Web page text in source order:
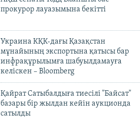
прокурор лауазымына бекітті
Украина КҚК-дағы Қазақстан
мұнайының экспортына қатысы бар
инфрақұрылымға шабуылдамауға
келіскен – Bloomberg
Қайрат Сатыбалдыға тиесілі "Байсат"
базары бір жылдан кейін аукционда
сатылды